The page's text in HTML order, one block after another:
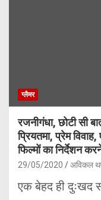
ग्लैमर
रजनीगंधा, छोटी सी
प्रियतमा, प्रेम
फिल्मों का निर्देशन
29/05/2020 अविकल
एक बेहद ही दुःखद